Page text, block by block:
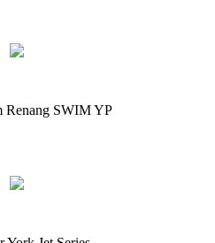
Renang SWIM YP